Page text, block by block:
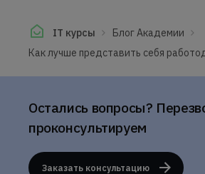
IT курсы
Блог Академии
Остались вопросы?
проконсультируем
Заказать консультацию